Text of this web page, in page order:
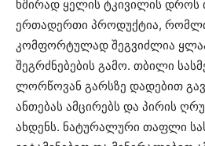
ხშირად ყელის ტკივილის დროს
ერთადერთი პროდუქტია,
კომფორტულად შეგვიძლია
შეგრძნებების გამო. თბილი
ლორწოვან გარსზე დადებით
ანთებას ამცირებს და პირის
ახდენს. ნატურალური თაფლი